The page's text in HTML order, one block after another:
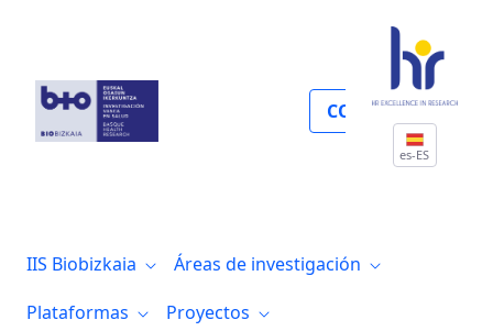
COLABORA
es-ES
IIS Biobizkaia
Áreas de investigación
Plataformas
Proyectos